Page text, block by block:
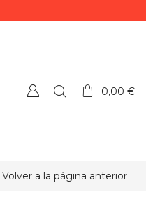
0,00€
Volver a la página anterior